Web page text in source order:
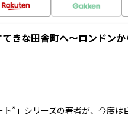
きな田舎町へ～ロンドン
”」シリーズの著者が、今度は